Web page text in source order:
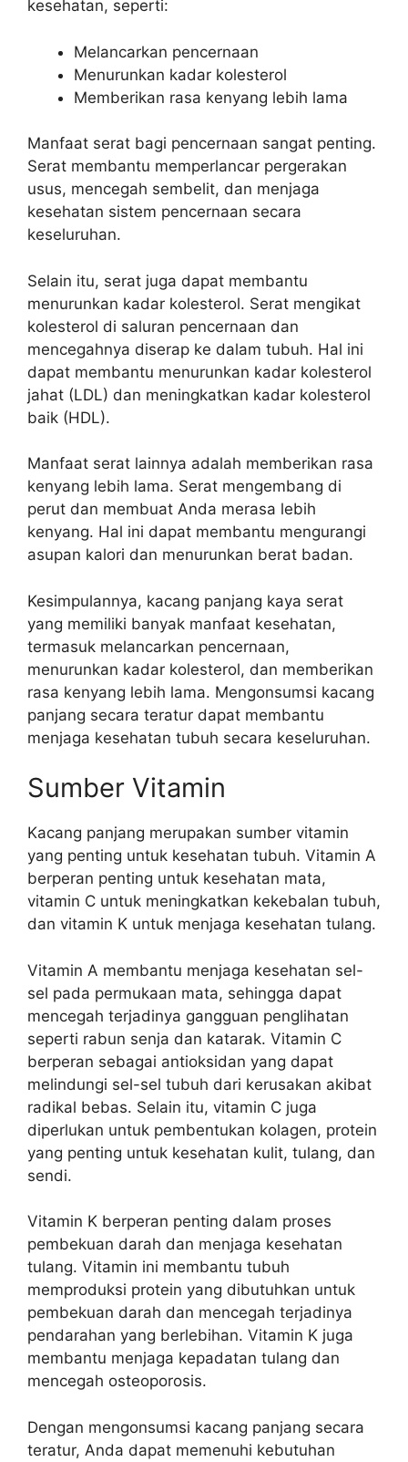
kesehatan, seperti:
Melancarkan pencernaan
Menurunkan kadar kolesterol
Memberikan rasa kenyang lebih lama
Manfaat serat bagi pencernaan sangat penting.
Serat membantu memperlancar pergerakan
usus, mencegah sembelit, dan menjaga
kesehatan sistem pencernaan secara
keseluruhan.
Selain itu, serat juga dapat membantu
menurunkan kadar kolesterol. Serat mengikat
kolesterol di saluran pencernaan dan
mencegahnya diserap ke dalam tubuh. Hal ini
dapat membantu menurunkan kadar kolesterol
jahat (LDL) dan meningkatkan kadar kolesterol
baik (HDL).
Manfaat serat lainnya adalah memberikan rasa
kenyang lebih lama. Serat mengembang di
perut dan membuat Anda merasa lebih
kenyang. Hal ini dapat membantu mengurangi
asupan kalori dan menurunkan berat badan.
Kesimpulannya, kacang panjang kaya serat
yang memiliki banyak manfaat kesehatan,
termasuk melancarkan pencernaan,
menurunkan kadar kolesterol, dan memberikan
rasa kenyang lebih lama. Mengonsumsi kacang
panjang secara teratur dapat membantu
menjaga kesehatan tubuh secara keseluruhan.
Sumber Vitamin
Kacang panjang merupakan sumber vitamin
yang penting untuk kesehatan tubuh. Vitamin A
berperan penting untuk kesehatan mata,
vitamin C untuk meningkatkan kekebalan tubuh,
dan vitamin K untuk menjaga kesehatan tulang.
Vitamin A membantu menjaga kesehatan sel-
sel pada permukaan mata, sehingga dapat
mencegah terjadinya gangguan penglihatan
seperti rabun senja dan katarak. Vitamin C
berperan sebagai antioksidan yang dapat
melindungi sel-sel tubuh dari kerusakan akibat
radikal bebas. Selain itu, vitamin C juga
diperlukan untuk pembentukan kolagen, protein
yang penting untuk kesehatan kulit, tulang, dan
sendi.
Vitamin K berperan penting dalam proses
pembekuan darah dan menjaga kesehatan
tulang. Vitamin ini membantu tubuh
memproduksi protein yang dibutuhkan untuk
pembekuan darah dan mencegah terjadinya
pendarahan yang berlebihan. Vitamin K juga
membantu menjaga kepadatan tulang dan
mencegah osteoporosis.
Dengan mengonsumsi kacang panjang secara
teratur, Anda dapat memenuhi kebutuhan